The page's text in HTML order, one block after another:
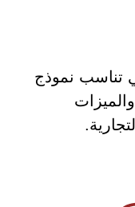
تناسب نموذج